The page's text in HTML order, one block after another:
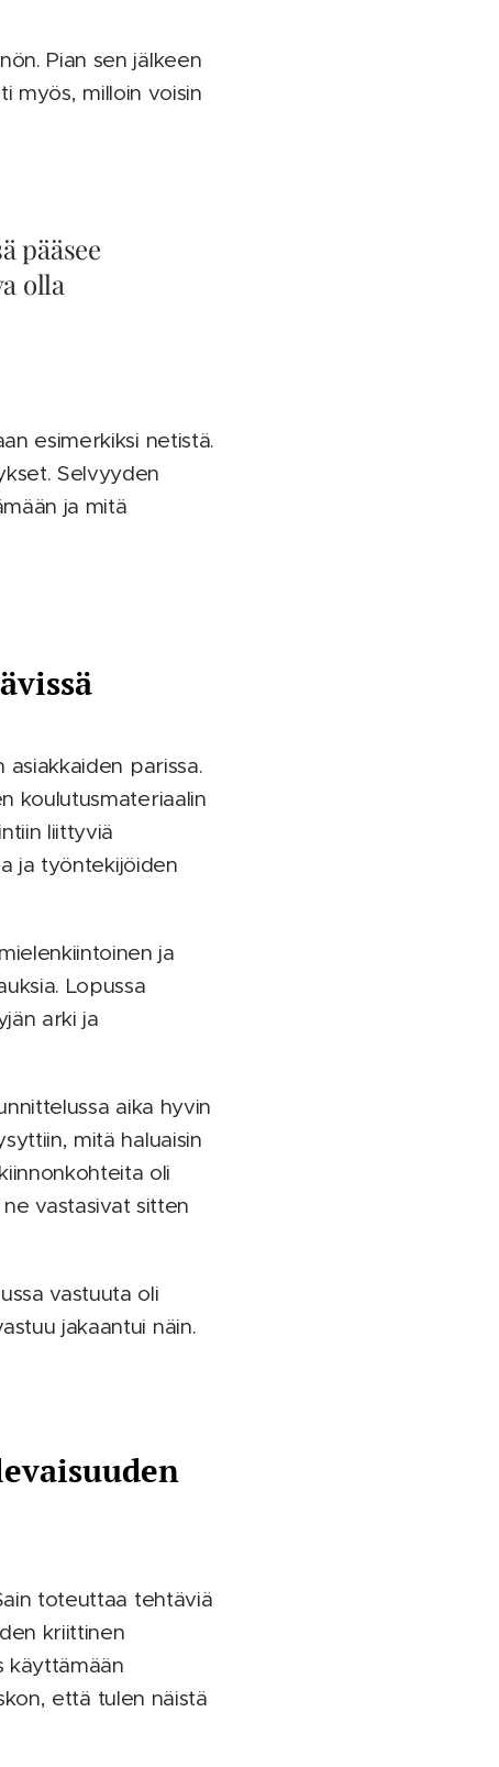
Pian sen jälkeen
myös, milloin voisin
pääsee
olla
esimerkiksi netistä.
Selvyyden
ja mitä
parissa.
koulutusmateriaalin
liittyviä
ja työntekijöiden
ja
Lopussa
arki ja
aika hyvin
mitä haluaisin
oli
vastasivat sitten
vastuuta oli
jakaantui näin.
toteuttaa tehtäviä
kriittinen
käyttämään
että tulen näistä